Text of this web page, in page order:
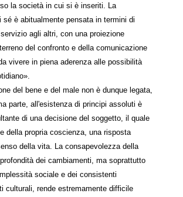
la società in cui si è inseriti. La
sé è abitualmente pensata in termini di
agli altri, con una proiezione
del confronto e della comunicazione
vivere in piena aderenza alle possibilità
del bene e del male non è dunque legata,
parte, all'esistenza di principi assoluti è
di una decisione del soggetto, il quale
della propria coscienza, una risposta
della vita. La consapevolezza della
dei cambiamenti, ma soprattutto
sociale e dei consistenti
culturali, rende estremamente difficile